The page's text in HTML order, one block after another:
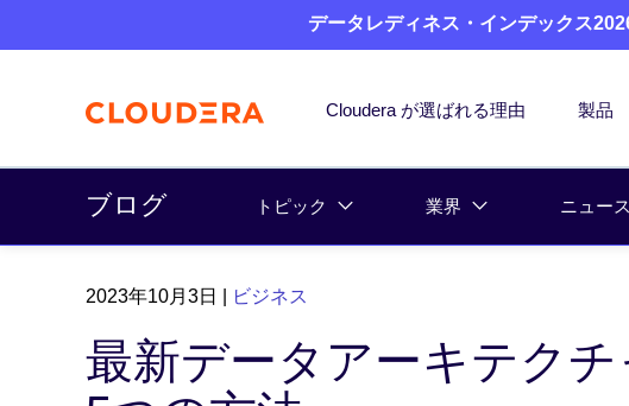
データレディネス・インデックス
Cloudera が選ばれる理由 製品
ブログ トピック 業界 ニュー
2023年10月3日 ビジネス
最新データアーキテク